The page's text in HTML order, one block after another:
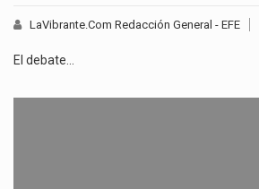
LaVibrante.Com Redacción General - EFE
El debate…